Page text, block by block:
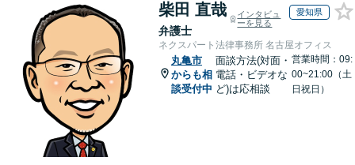
柴田 直哉
弁護士
インタビュ
ーを見る
愛知県
ネクスパート法律事務所 名古屋オフィス
丸亀市
からも相
談受付中
面談方法(対面・
電話・ビデオな
ど)は応相談
営業時間：09:
00~21:00（土
日祝日）